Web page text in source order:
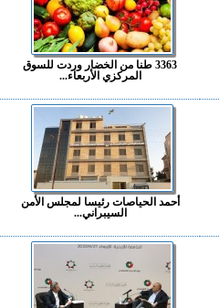
3363 طنا من الخضار وردت للسوق
المركزي الأربعاء...
أحمد الحياصات رئيسا لمجلس الأمن
السيبراني...